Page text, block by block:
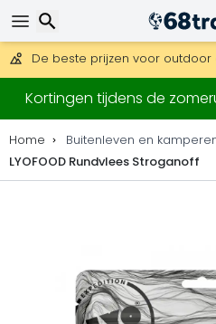
Gratis verzending bij
DHL Express is ook beschikbaar.
30 dagen retour, 90 dagen
Kortingen tijdens de
Home Buitenleven en
LYOFOOD Rundvlees Stroganoff
Zoeken